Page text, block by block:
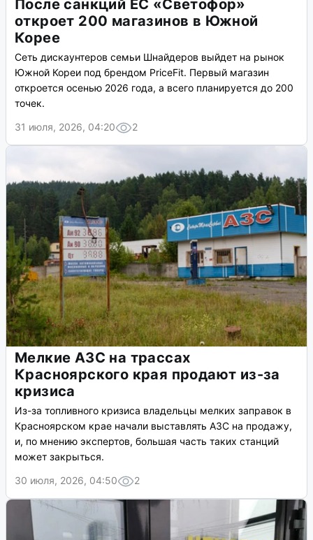
После санкций ЕС «Светофор»
откроет 200 магазинов в Южной
Корее
Сеть дискаунтеров семьи Шнайдеров выйдет на рынок
Южной Кореи под брендом PriceFit. Первый магазин
откроется осенью 2026 года, а всего планируется до 200
точек.
31 июля, 2026, 04:20
2
Мелкие АЗС на трассах
Красноярского края продают из-за
кризиса
Из-за топливного кризиса владельцы мелких заправок в
Красноярском крае начали выставлять АЗС на продажу,
и, по мнению экспертов, большая часть таких станций
может закрыться.
30 июля, 2026, 04:50
2